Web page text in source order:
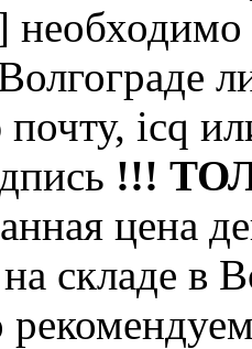
почту, icq
!!!
цена
складе в